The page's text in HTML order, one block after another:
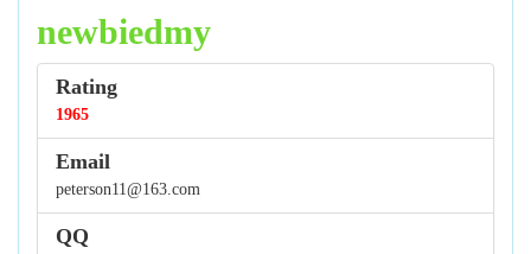
newbiedmy
Rating
1965
Email
peterson11@163.com
QQ